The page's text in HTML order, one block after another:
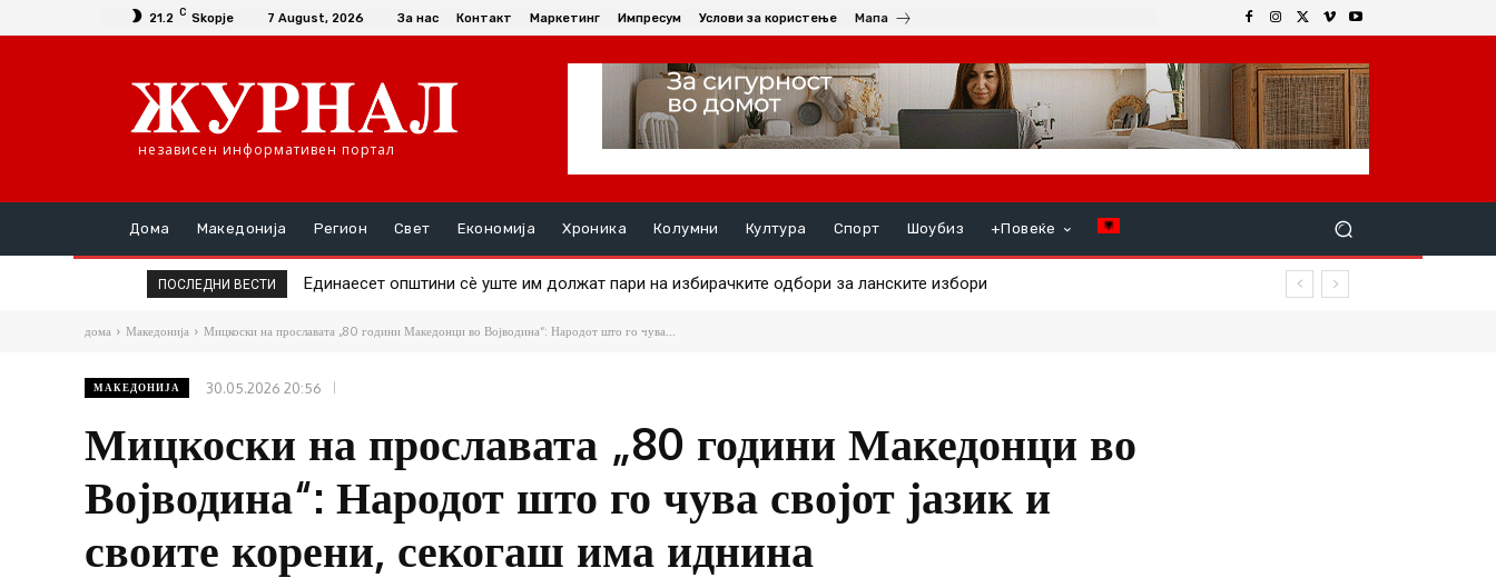
21.2 C Skopje 7 August, 2026 За нас Контакт Маркетинг Импресум Услови за користење Мапа
независен информативен портал
Дома Македонија Регион Свет Економија Хроника Колумни Култура Спорт Шоубиз +Повеќе
ПОСЛЕДНИ ВЕСТИ Повторно скок на цената на златото
дома Македонија Мицкоски на прославата „80 години Македонци во Војводина“: Народот што го чува...
МАКЕДОНИЈА 30.05.2026 20:56
Мицкоски на прославата „80 години Македонци во
Војводина“: Народот што го чува својот јазик и
своите корени, секогаш има иднина